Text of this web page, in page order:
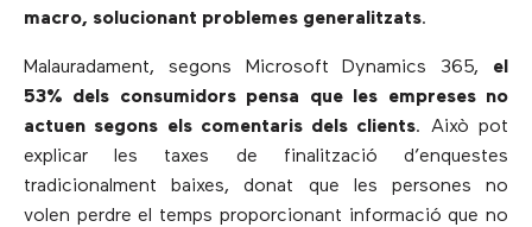
macro, solucionant problemes generalitzats.
Malauradament, segons Microsoft Dynamics 365, el
53% dels consumidors pensa que les empreses no
actuen segons els comentaris dels clients. Això pot
explicar les taxes de finalització d’enquestes
tradicionalment baixes, donat que les persones no
volen perdre el temps proporcionant informació que no